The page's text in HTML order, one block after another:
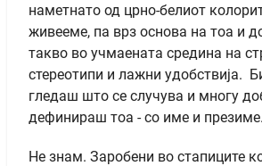
наметнато од црно-белиот
живееме, па врз основа на тоа и
такво во учмаената средина на
стереотипи и лажни удобствија.
гледаш што се случува и многу
дефинираш тоа - со име и презиме.
Не знам. Заробени во стапиците